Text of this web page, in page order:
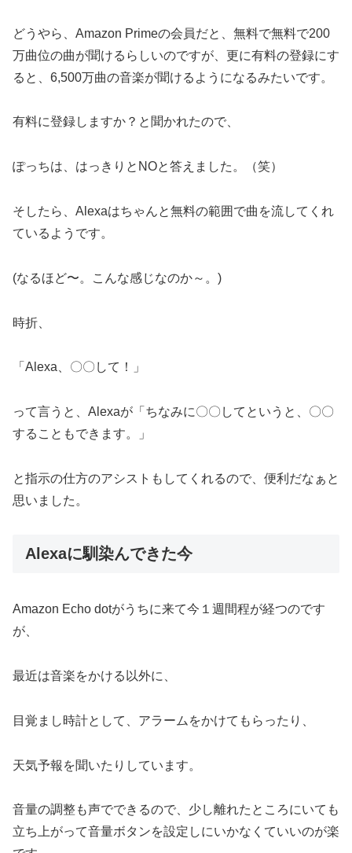
どうやら、Amazon Primeの会員だと、無料で無料で200
万曲位の曲が聞けるらしいのですが、更に有料の登録にす
ると、6,500万曲の音楽が聞けるようになるみたいです。
有料に登録しますか？と聞かれたので、
ぽっちは、はっきりとNOと答えました。（笑）
そしたら、Alexaはちゃんと無料の範囲で曲を流してくれ
ているようです。
(なるほど〜。こんな感じなのか～。)
時折、
「Alexa、〇〇して！」
って言うと、Alexaが「ちなみに〇〇してというと、〇〇
することもできます。」
と指示の仕方のアシストもしてくれるので、便利だなぁと
思いました。
Alexaに馴染んできた今
Amazon Echo dotがうちに来て今１週間程が経つのです
が、
最近は音楽をかける以外に、
目覚まし時計として、アラームをかけてもらったり、
天気予報を聞いたりしています。
音量の調整も声でできるので、少し離れたところにいても
立ち上がって音量ボタンを設定しにいかなくていいのが楽